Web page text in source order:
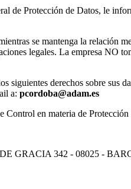
de Protección de Datos, le
se mantenga la
legales. La empresa NO
siguientes derechos sobre sus
a: pcordoba@adam.es
en materia de
GRACIA 342 - 08025 -